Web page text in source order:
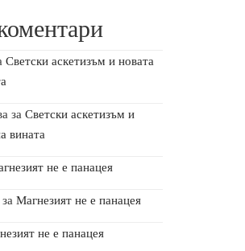
Светски аскетизъм и новата
за Светски аскетизъм и
вината
не е панацея
за Магнезият не е панацея
не е панацея